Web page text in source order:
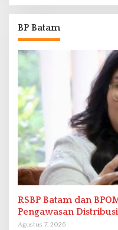
BP Batam
RSBP Batam dan
Pengawasan
Kefarmasian
Agustus 7, 2026